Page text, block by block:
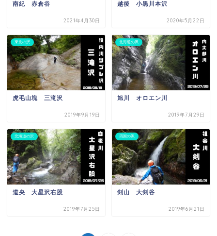
南紀 赤倉谷
2021年4月30日
越後 小黒川本沢
2020年5月22日
東北の沢
虎毛山塊 三滝沢
2019年9月19日
北海道の沢
旭川 オロエン川
2019年7月29日
北海道の沢
道央 大星沢右股
2019年7月25日
四国の沢
剣山 大剣谷
2019年6月21日